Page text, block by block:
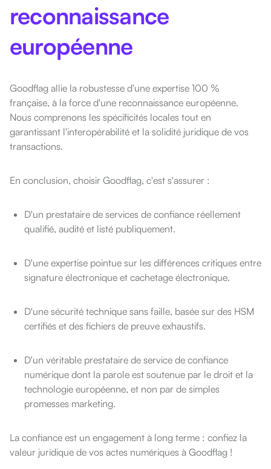
reconnaissance
européenne
Goodflag allie la robustesse d'une expertise 100 %
française, à la force d'une reconnaissance européenne.
Nous comprenons les spécificités locales tout en
garantissant l'interopérabilité et la solidité juridique de vos
transactions.
En conclusion, choisir Goodflag, c'est s'assurer :
D'un prestataire de services de confiance réellement
qualifié, audité et listé publiquement.
D'une expertise pointue sur les différences critiques entre
signature électronique et cachetage électronique.
D'une sécurité technique sans faille, basée sur des HSM
certifiés et des fichiers de preuve exhaustifs.
D'un véritable prestataire de service de confiance
numérique dont la parole est soutenue par le droit et la
technologie européenne, et non par de simples
promesses marketing.
La confiance est un engagement à long terme : confiez la
valeur juridique de vos actes numériques à Goodflag !